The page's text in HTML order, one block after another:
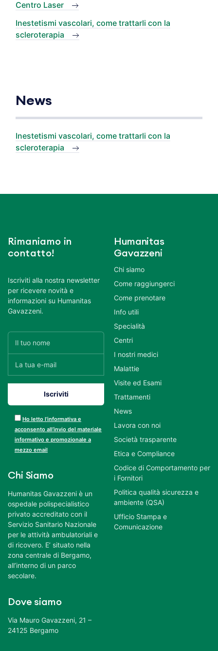
Centro Laser
Inestetismi vascolari, come trattarli con la
scleroterapia
News
Inestetismi vascolari, come trattarli con la
scleroterapia
Rimaniamo in
contatto!
Iscriviti alla nostra newsletter
per ricevere novità e
informazioni su Humanitas
Gavazzeni.
Ho letto l’informativa e
acconsento all’invio del materiale
informativo e promozionale a
mezzo email
Chi Siamo
Humanitas Gavazzeni è un
ospedale polispecialistico
privato accreditato con il
Servizio Sanitario Nazionale
per le attività ambulatoriali e
di ricovero. E’ situato nella
zona centrale di Bergamo,
all’interno di un parco
secolare.
Dove siamo
Via Mauro Gavazzeni, 21 –
24125 Bergamo
Humanitas
Gavazzeni
Chi siamo
Come raggiungerci
Come prenotare
Info utili
Specialità
Centri
I nostri medici
Malattie
Visite ed Esami
Trattamenti
News
Lavora con noi
Società trasparente
Etica e Compliance
Codice di Comportamento per
i Fornitori
Politica qualità sicurezza e
ambiente (QSA)
Ufficio Stampa e
Comunicazione